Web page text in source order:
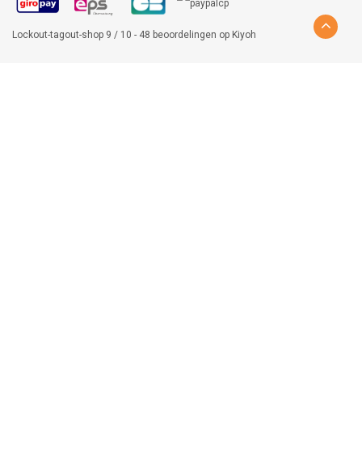
Lockout-tagout-shop 9 / 10 - 48 beoordelingen op Kiyoh